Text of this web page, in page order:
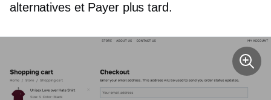
alternatives et Payer plus tard.